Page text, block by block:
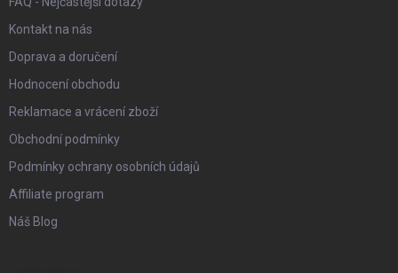
Kontakt na nás
Doprava a doručení
Hodnocení obchodu
Reklamace a vrácení zboží
Obchodní podmínky
Podmínky ochrany osobních údajů
Affiliate program
Náš Blog